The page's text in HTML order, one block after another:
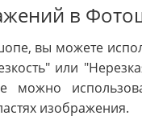
в
вы можете
или
можно
изображения.